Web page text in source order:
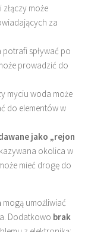
może
za
spływać po
prowadzić do
myciu woda może
do elementów w
jako „rejon
okolica w
mieć drogę do
mogą umożliwiać
Dodatkowo brak